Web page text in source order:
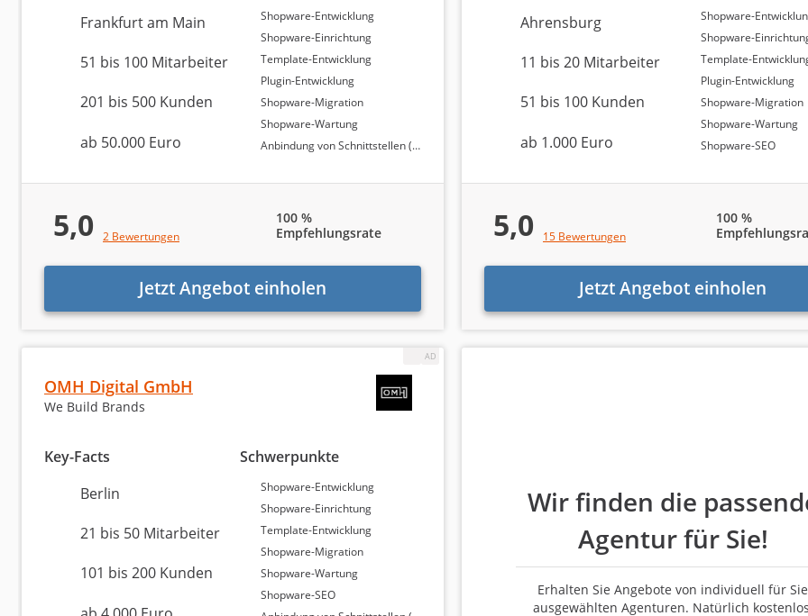
Analyse & Daten vom
Die drei bestplatzierten Shopware-Agenturen zeigen herausragende Ergebnisse in der Kundenbewertung. Die
machen GmbH führt mit einer Bewertung von 8,91 aus 10 und hat 41 Bewertungen erhalten, wobei sie eine
Weiterempfehlungsquote von 100 Prozent vorweisen kann. Als Zweitplatzierte hat die OMH Digital GmbH eine
von 8,68 bei 24 Bewertungen, ebenfalls mit einer Weiterempfehlungsrate von 100 Prozent. Die WebiProg GmbH,
dritten Rang, erreicht eine Bewertung von 8,52 aus 10 bei 18 Bewertungen und ebenfalls einer Weiterempfehlung
was sie zu bevorzugten Partnern im Bereich Shopware macht.
Finden Sie die passende Shopware-Agentur!
Wir finden die richtige Agentur für Sie! Füllen Sie nachfolgendes Formular in weniger als 5 Minuten aus:
Bei welchen Aufgaben benötigen Sie Unterstützung?
Suchmaschinenoptimierung (SEO) Google Ads bzw. Bing Ads (SEA)
Social Media Marketing (Facebook etc.) E-Mail-Marketing
Website erstellen / Webdesign Webentwicklung
Frankfurt am Main
51 bis 100 Mitarbeiter
201 bis 500 Kunden
ab 50.000 Euro
Shopware-Entwicklung
Shopware-Einrichtung
Template-Entwicklung
Plugin-Entwicklung
Shopware-Migration
Shopware-Wartung
Anbindung von Schnittstellen (Shopware)
5,0 2 Bewertungen
100 %
Empfehlungsrate
Jetzt Angebot einholen
Ahrensburg
11 bis 20 Mitarbeiter
51 bis 100 Kunden
ab 1.000 Euro
Shopware-
Shopware-
Template-
Plugin-Entwicklung
Shopware-Migration
Shopware-Wartung
Shopware-SEO
5,0 15 Bewertungen
100 %
Jetzt Angebot einholen
OMH Digital GmbH
We Build Brands
Key-Facts
Berlin
21 bis 50 Mitarbeiter
101 bis 200 Kunden
Schwerpunkte
Shopware-Entwicklung
Shopware-Einrichtung
Template-Entwicklung
Shopware-Migration
Shopware-Wartung
Shopware-SEO
Wir finden die
Agentur für Sie!
Erhalten Sie Angebote von individuell für Sie
ausgewählten Agenturen. Natürlich